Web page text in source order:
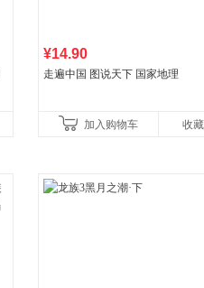
¥14.90
走遍中国 图说天下 国家地理
加入购物车 收藏